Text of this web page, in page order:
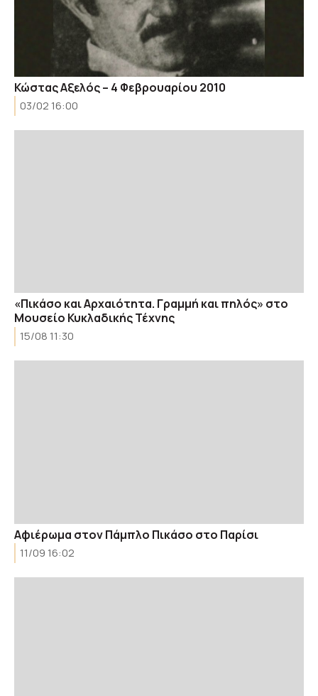
Κώστας Αξελός – 4 Φεβρουαρίου 2010
03/02 16:00
«Πικάσο και Αρχαιότητα. Γραμμή και πηλός» στο
Μουσείο Κυκλαδικής Τέχνης
15/08 11:30
Αφιέρωμα στον Πάμπλο Πικάσο στο Παρίσι
11/09 16:02